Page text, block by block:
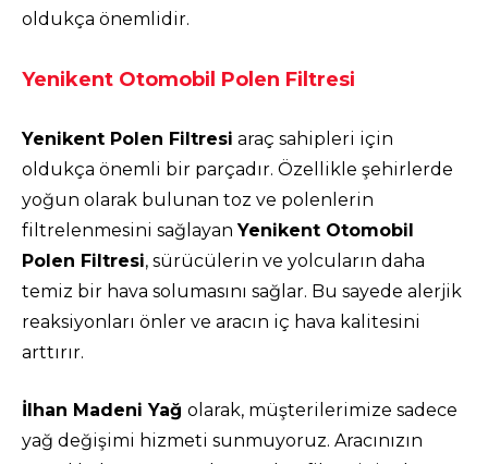
oldukça önemlidir.
Yenikent Otomobil Polen Filtresi
Yenikent Polen Filtresi araç sahipleri için
oldukça önemli bir parçadır. Özellikle şehirlerde
yoğun olarak bulunan toz ve polenlerin
filtrelenmesini sağlayanYenikent Otomobil
Polen Filtresi, sürücülerin ve yolcuların daha
temiz bir hava solumasını sağlar. Bu sayede alerjik
reaksiyonları önler ve aracın iç hava kalitesini
arttırır.
İlhan Madeni Yağ olarak, müşterilerimize sadece
yağ değişimi hizmeti sunmuyoruz. Aracınızın